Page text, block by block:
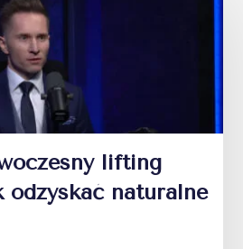
lifting
naturalne